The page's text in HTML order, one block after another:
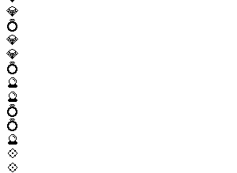
💎
💍
💎
💎
💍
🔮
🔮
💍
💍
🔮
💠
💠